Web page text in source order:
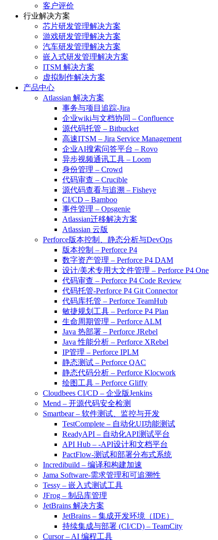
客户评价
行业解决方案
芯片研发管理解决方案
游戏研发管理解决方案
汽车研发管理解决方案
嵌入式研发管理解决方案
ITSM 解决方案
虚拟制作解决方案
产品中心
Atlassian 解决方案
事务与项目追踪-Jira
企业wiki与文档协同 – Confluence
源代码托管 – Bitbucket
高速ITSM – Jira Service Management
企业AI搜索问答平台 – Rovo
异步视频通讯工具 – Loom
身份管理 – Crowd
代码审查 – Crucible
源代码查看与追溯 – Fisheye
CI/CD – Bamboo
事件管理 – Opsgenie
Atlassian迁移解决方案
Atlassian 云版
Perforce版本控制、静态分析与DevOps
版本控制 – Perforce P4
数字资产管理 – Perforce P4 DAM
设计/美术专用大文件管理 – Perforce P4 One
代码审查 – Perforce P4 Code Review
代码托管-Perforce P4 Git Connector
代码库托管 – Perforce TeamHub
敏捷规划工具 – Perforce P4 Plan
生命周期管理 – Perforce ALM
Java 热部署 – Perforce JRebel
Java 性能分析 – Perforce XRebel
IP管理 – Perforce IPLM
静态测试 – Perforce QAC
静态代码分析 – Perforce Klocwork
绘图工具 – Perforce Gliffy
Cloudbees CI/CD – 企业版Jenkins
Mend – 开源代码安全检测
Smartbear – 软件测试、监控与开发
TestComplete – 自动化UI功能测试
ReadyAPI – 自动化API测试平台
API Hub – -API设计和文档平台
PactFlow-测试和部署分布式系统
Incredibuild – 编译和构建加速
Jama Software-需求管理和可追溯性
Tessy – 嵌入式测试工具
JFrog – 制品库管理
JetBrains 解决方案
JetBrains – 集成开发环境（IDE）
持续集成与部署 (CI/CD) – TeamCity
Cursor – AI 编程工具